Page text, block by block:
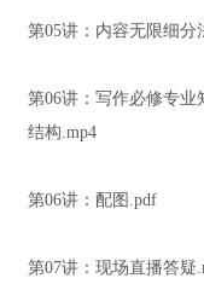
第05讲：内容无限细
第06讲：写作必修专
结构.mp4
第06讲：配图.pdf
第07讲：现场直播答疑